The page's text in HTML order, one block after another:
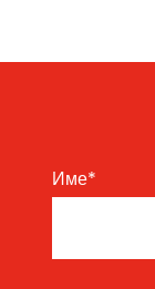
Име*